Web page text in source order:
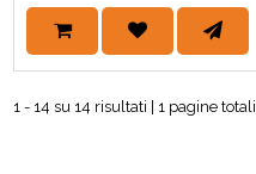
1 - 14 su 14 risultati | 1 pagine totali